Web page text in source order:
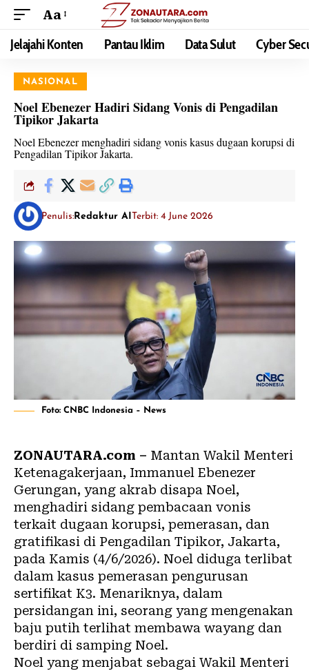
Aa
Jelajahi Konten Pantau Iklim Data Sulut Cyber
NASIONAL
Noel Ebenezer Hadiri Sidang Vonis di Pengadilan
Tipikor Jakarta
Noel Ebenezer menghadiri sidang vonis kasus dugaan korupsi di
Pengadilan Tipikor Jakarta.
Penulis: Redaktur AITerbit: 4 June 2026
Foto: CNBC Indonesia – News
ZONAUTARA.com – Mantan Wakil Menteri
Ketenagakerjaan, Immanuel Ebenezer
Gerungan, yang akrab disapa Noel,
menghadiri sidang pembacaan vonis
terkait dugaan korupsi, pemerasan, dan
gratifikasi di Pengadilan Tipikor, Jakarta,
pada Kamis (4/6/2026). Noel diduga terlibat
dalam kasus pemerasan pengurusan
sertifikat K3. Menariknya, dalam
persidangan ini, seorang yang mengenakan
baju putih terlihat membawa wayang dan
berdiri di samping Noel.
Noel yang menjabat sebagai Wakil Menteri